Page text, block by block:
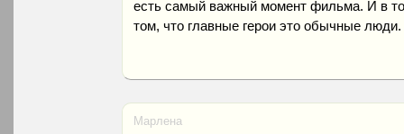
есть самый важный момент фильма. И в
том, что главные герои это обычные люди.
Марлена